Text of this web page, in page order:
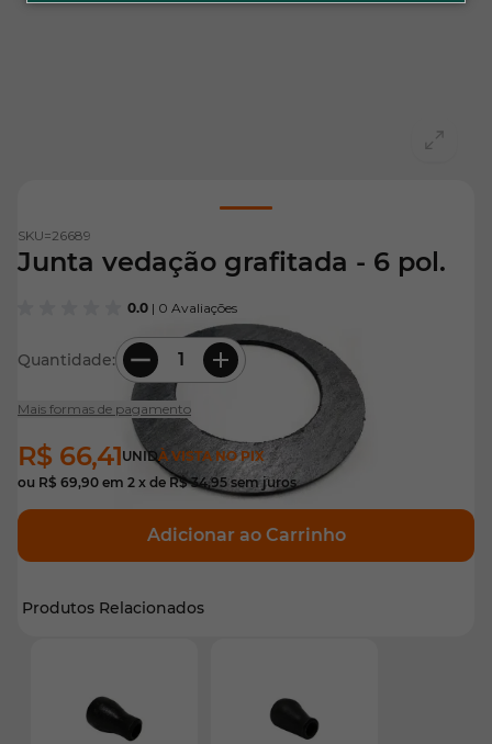
0.0 | 0 Avaliações
SKU=26689
Junta vedação grafitada - 6 pol.
Quantidade:
Mais formas de pagamento
R$ 66,41UNIDÀ VISTA NO PIX
ou R$ 69,90 em 2 x de R$ 34,95 sem juros
Adicionar ao Carrinho
Produtos Relacionados